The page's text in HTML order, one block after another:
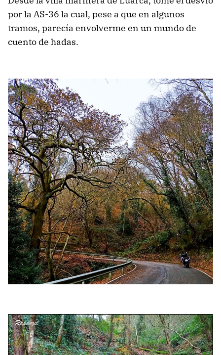
por la AS-36 la cual, pese a que en algunos
tramos, parecía envolverme en un mundo de
cuento de hadas.